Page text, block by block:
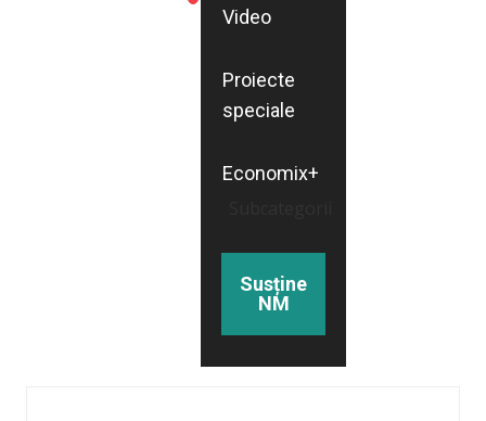
Video
Proiecte
speciale
Economix+
Susține
NM